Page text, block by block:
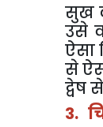
सुख
उसे
ऐसा
से
द्वेषसे
3.